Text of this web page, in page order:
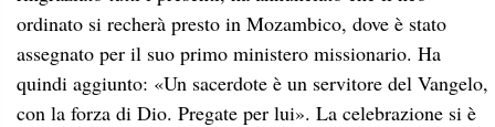
ordinato si recherà presto in Mozambico, dove è stato
assegnato per il suo primo ministero missionario. Ha
quindi aggiunto: «Un sacerdote è un servitore del Vangelo,
con la forza di Dio. Pregate per lui». La celebrazione si è